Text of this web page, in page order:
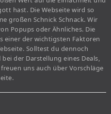
hast. Die Webseite wird so
großen Schnick Schnack. Wir
Popups oder Ähnliches. Die
einer der wichtigsten Faktoren
Solltest du dennoch
der Darstellung eines Deals,
uns auch über Vorschläge